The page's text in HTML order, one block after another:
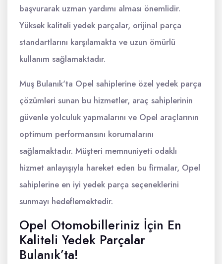
başvurarak uzman yardımı alması önemlidir.
Yüksek kaliteli yedek parçalar, orijinal parça
standartlarını karşılamakta ve uzun ömürlü
kullanım sağlamaktadır.
Muş Bulanık'ta Opel sahiplerine özel yedek parça
çözümleri sunan bu hizmetler, araç sahiplerinin
güvenle yolculuk yapmalarını ve Opel araçlarının
optimum performansını korumalarını
sağlamaktadır. Müşteri memnuniyeti odaklı
hizmet anlayışıyla hareket eden bu firmalar, Opel
sahiplerine en iyi yedek parça seçeneklerini
sunmayı hedeflemektedir.
Opel Otomobilleriniz İçin En
Kaliteli Yedek Parçalar
Bulanık’ta!